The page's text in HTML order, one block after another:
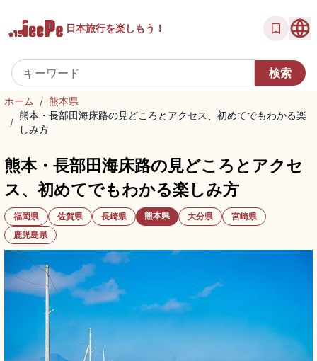
日本旅行を楽しもう！
ホーム / 熊本県
/
熊本・長部田海床路の見どころとアクセス、初めてでもわかる楽
しみ方
熊本・長部田海床路の見どころとアクセ
ス、初めてでもわかる楽しみ方
福岡県 佐賀県 長崎県 熊本県 大分県
宮崎県
鹿児島県